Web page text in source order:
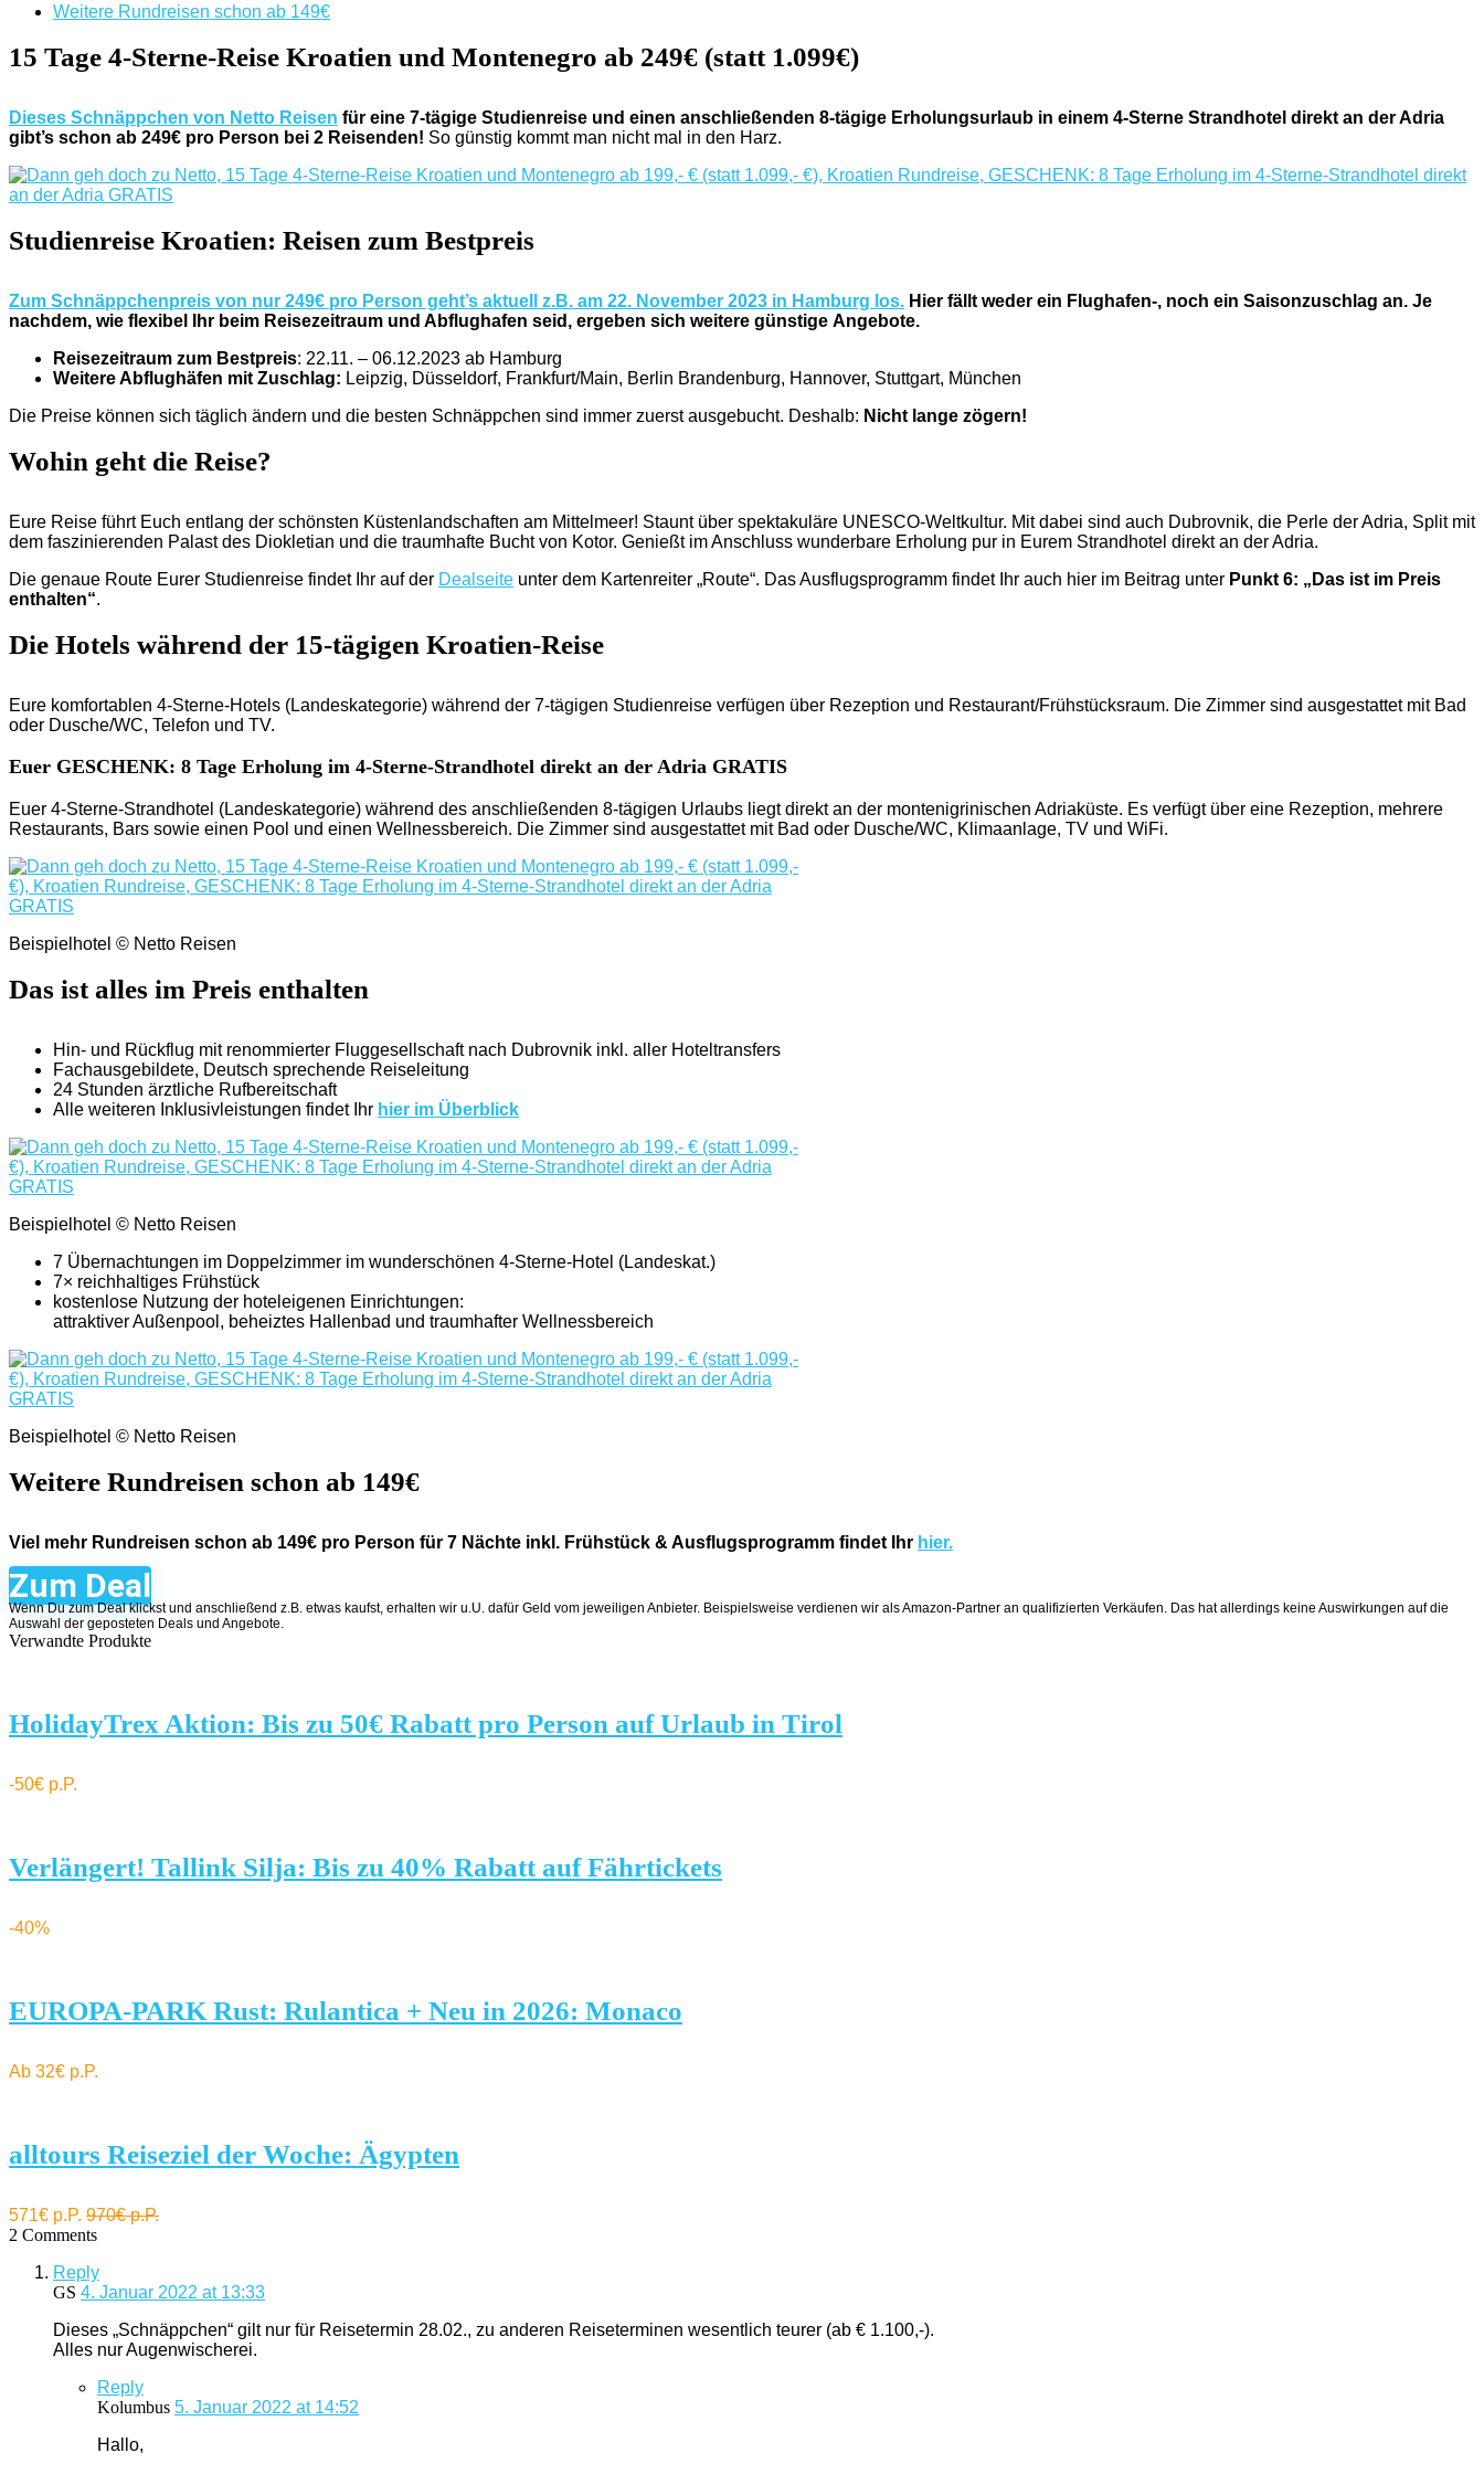
Weitere Rundreisen schon ab 149€
15 Tage 4-Sterne-Reise Kroatien und Montenegro ab 249€ (statt 1.099€)
Dieses Schnäppchen von Netto Reisen für eine 7-tägige Studienreise und einen anschließenden 8-tägige Erholungsurlaub in einem 4-Sterne Strandhotel direkt an der Adria
gibt’s schon ab 249€ pro Person bei 2 Reisenden! So günstig kommt man nicht mal in den Harz.
Studienreise Kroatien: Reisen zum Bestpreis
Zum Schnäppchenpreis von nur 249€ pro Person geht’s aktuell z.B. am 22. November 2023 in Hamburg los. Hier fällt weder ein Flughafen-, noch ein Saisonzuschlag an. Je
nachdem, wie flexibel Ihr beim Reisezeitraum und Abflughafen seid, ergeben sich weitere günstige Angebote.
Reisezeitraum zum Bestpreis: 22.11. – 06.12.2023 ab Hamburg
Weitere Abflughäfen mit Zuschlag: Leipzig, Düsseldorf, Frankfurt/Main, Berlin Brandenburg, Hannover, Stuttgart, München
Die Preise können sich täglich ändern und die besten Schnäppchen sind immer zuerst ausgebucht. Deshalb: Nicht lange zögern!
Wohin geht die Reise?
Eure Reise führt Euch entlang der schönsten Küstenlandschaften am Mittelmeer! Staunt über spektakuläre UNESCO-Weltkultur. Mit dabei sind auch Dubrovnik, die Perle der Adria, Split mit
dem faszinierenden Palast des Diokletian und die traumhafte Bucht von Kotor. Genießt im Anschluss wunderbare Erholung pur in Eurem Strandhotel direkt an der Adria.
Die genaue Route Eurer Studienreise findet Ihr auf der Dealseite unter dem Kartenreiter „Route“. Das Ausflugsprogramm findet Ihr auch hier im Beitrag unter Punkt 6: „Das ist im Preis
enthalten“.
Die Hotels während der 15-tägigen Kroatien-Reise
Eure komfortablen 4-Sterne-Hotels (Landeskategorie) während der 7-tägigen Studienreise verfügen über Rezeption und Restaurant/Frühstücksraum. Die Zimmer sind ausgestattet mit Bad
oder Dusche/WC, Telefon und TV.
Euer GESCHENK: 8 Tage Erholung im 4-Sterne-Strandhotel direkt an der Adria GRATIS
Euer 4-Sterne-Strandhotel (Landeskategorie) während des anschließenden 8-tägigen Urlaubs liegt direkt an der montenigrinischen Adriaküste. Es verfügt über eine Rezeption, mehrere
Restaurants, Bars sowie einen Pool und einen Wellnessbereich. Die Zimmer sind ausgestattet mit Bad oder Dusche/WC, Klimaanlage, TV und WiFi.
Beispielhotel © Netto Reisen
Das ist alles im Preis enthalten
Hin- und Rückflug mit renommierter Fluggesellschaft nach Dubrovnik inkl. aller Hoteltransfers
Fachausgebildete, Deutsch sprechende Reiseleitung
24 Stunden ärztliche Rufbereitschaft
Alle weiteren Inklusivleistungen findet Ihr hier im Überblick
Beispielhotel © Netto Reisen
7 Übernachtungen im Doppelzimmer im wunderschönen 4-Sterne-Hotel (Landeskat.)
7× reichhaltiges Frühstück
kostenlose Nutzung der hoteleigenen Einrichtungen:
attraktiver Außenpool, beheiztes Hallenbad und traumhafter Wellnessbereich
Beispielhotel © Netto Reisen
Weitere Rundreisen schon ab 149€
Viel mehr Rundreisen schon ab 149€ pro Person für 7 Nächte inkl. Frühstück & Ausflugsprogramm findet Ihr hier.
Zum Deal
Wenn Du zum Deal klickst und anschließend z.B. etwas kaufst, erhalten wir u.U. dafür Geld vom jeweiligen Anbieter. Beispielsweise verdienen wir als Amazon-Partner an qualifizierten Verkäufen. Das hat allerdings keine Auswirkungen auf die
Auswahl der geposteten Deals und Angebote.
Verwandte Produkte
HolidayTrex Aktion: Bis zu 50€ Rabatt pro Person auf Urlaub in Tirol
-50€ p.P.
Verlängert! Tallink Silja: Bis zu 40% Rabatt auf Fährtickets
-40%
EUROPA-PARK Rust: Rulantica + Neu in 2026: Monaco
Ab 32€ p.P.
alltours Reiseziel der Woche: Ägypten
571€ p.P. 970€ p.P.
2 Comments
Reply
GS 4. Januar 2022 at 13:33
Dieses „Schnäppchen“ gilt nur für Reisetermin 28.02., zu anderen Reiseterminen wesentlich teurer (ab € 1.100,-).
Alles nur Augenwischerei.
Reply
Kolumbus 5. Januar 2022 at 14:52
Hallo,